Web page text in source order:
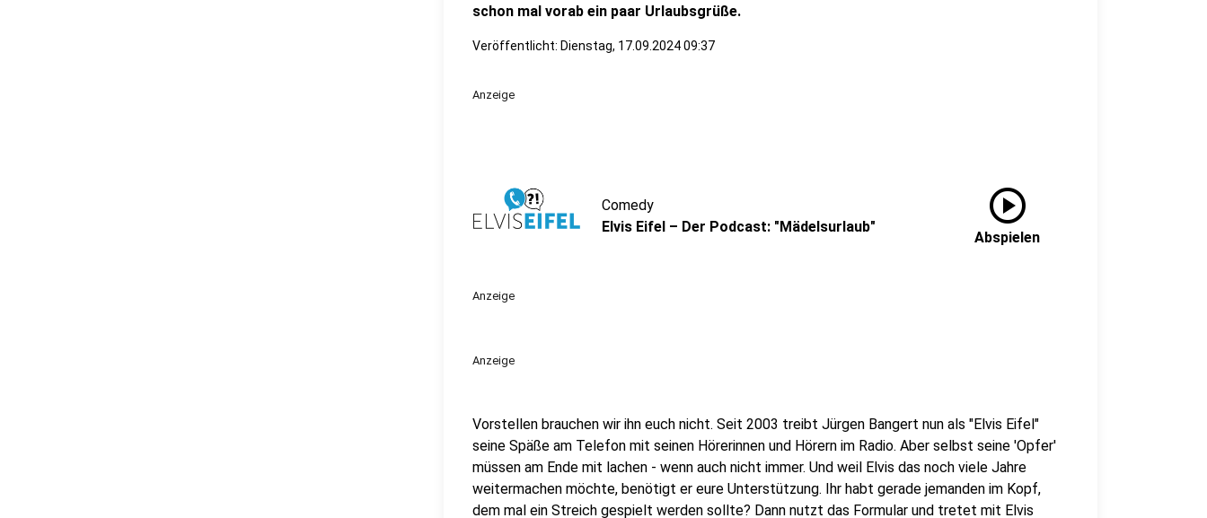
schon mal vorab ein paar Urlaubsgrüße.
Veröffentlicht: Dienstag, 17.09.2024 09:37
Anzeige
Comedy
Elvis Eifel – Der Podcast: "Mädelsurlaub"
play_circle
Abspielen
Anzeige
Anzeige
Vorstellen brauchen wir ihn euch nicht. Seit 2003 treibt Jürgen Bangert nun als "Elvis Eifel"
seine Späße am Telefon mit seinen Hörerinnen und Hörern im Radio. Aber selbst seine 'Opfer'
müssen am Ende mit lachen - wenn auch nicht immer. Und weil Elvis das noch viele Jahre
weitermachen möchte, benötigt er eure Unterstützung. Ihr habt gerade jemanden im Kopf,
dem mal ein Streich gespielt werden sollte? Dann nutzt das Formular und tretet mit Elvis